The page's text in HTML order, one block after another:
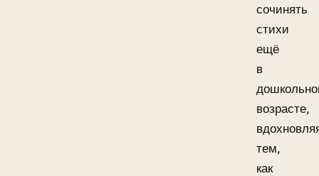
сочинять
стихи
ещё
в
возрасте,
тем,
как